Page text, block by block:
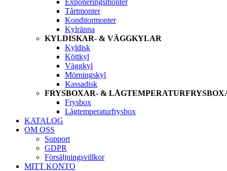
Exponeringsmonter
Tårtmonter
Konditormonter
Kylränna
KYLDISKAR- & VÄGGKYLAR
Kyldisk
Köttkyl
Väggkyl
Mörningskyl
Kassadisk
FRYSBOXAR- &
Frysbox
Lågtemperaturfrysbox
KATALOG
OM OSS
Support
GDPR
Försäljningsvillkor
MITT KONTO